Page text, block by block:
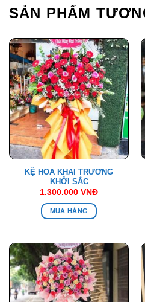
SẢN PHẨM
KỆ HOA KHAI TRƯƠNG
KHỞI SẮC
1.300.000 VNĐ
MUA HÀNG